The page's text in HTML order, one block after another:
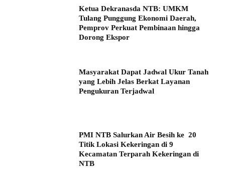
Ketua Dekranasda NTB: UMKM
Tulang Punggung Ekonomi Daerah,
Pemprov Perkuat Pembinaan hingga
Dorong Ekspor
Masyarakat Dapat Jadwal Ukur Tanah
yang Lebih Jelas Berkat Layanan
Pengukuran Terjadwal
PMI NTB Salurkan Air Besih ke 20
Titik Lokasi Kekeringan di 9
Kecamatan Terparah Kekeringan di
NTB